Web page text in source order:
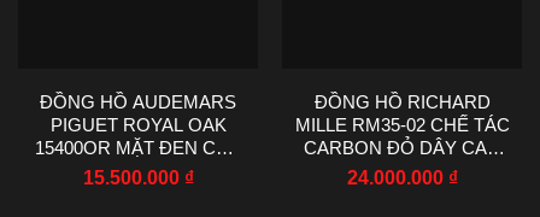
ĐỒNG HỒ AUDEMARS
PIGUET ROYAL OAK
15400OR MẶT ĐEN CHẾ
TÁC NHÀ MÁY IP 41MM
15.500.000 ₫
ĐỒNG HỒ RICHARD
MILLE RM35-02 CHẾ TÁC
CARBON ĐỎ DÂY CAO
SU NHÀ MÁY RM
24.000.000 ₫